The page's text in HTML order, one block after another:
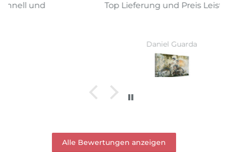
Top Lieferung und Preis Leistung
Alle Bewertungen anzeigen